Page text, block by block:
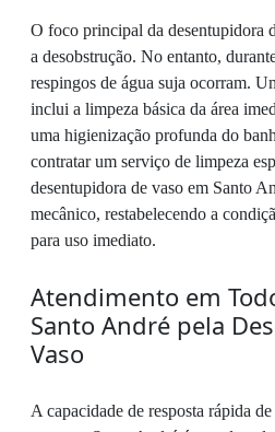
O foco principal da desentupidora
a desobstrução. No entanto,
respingos de água suja ocorram.
inclui a limpeza básica da área
uma higienização profunda do
contratar um serviço de limpeza
desentupidora de vaso em Santo
mecânico, restabelecendo a
para uso imediato.
Atendimento em
Santo André pela
Vaso
A capacidade de resposta rápida